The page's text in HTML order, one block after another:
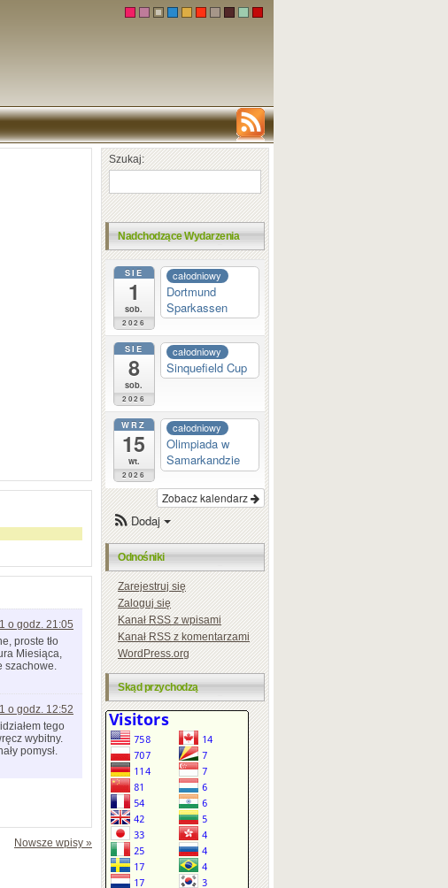
o godz. 21:05
proste tło
Miesiąca,
szachowe.
o godz. 12:52
tego
wybitny.
pomysł.
Nowsze wpisy »
Szukaj:
Nadchodzące Wydarzenia
SIE
1
sob.
2026
całodniowy
Dortmund
Sparkassen
SIE
8
sob.
2026
całodniowy
Sinquefield Cup
WRZ
15
wt.
2026
całodniowy
Olimpiada w
Samarkandzie
Zobacz kalendarz
Dodaj
Odnośniki
Zarejestruj się
Zaloguj się
KanałRSSz wpisami
KanałRSSz komentarzami
WordPress.org
Skąd przychodzą